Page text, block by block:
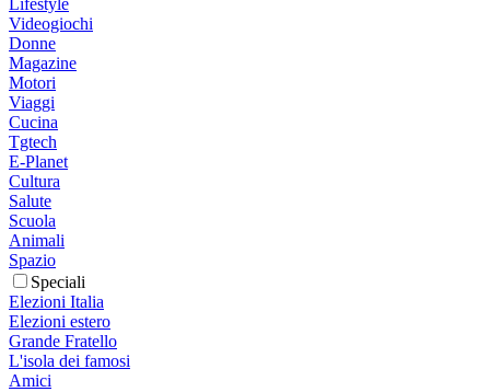
Lifestyle
Videogiochi
Donne
Magazine
Motori
Viaggi
Cucina
Tgtech
E-Planet
Cultura
Salute
Scuola
Animali
Spazio
Speciali
Elezioni Italia
Elezioni estero
Grande Fratello
L'isola dei famosi
Amici